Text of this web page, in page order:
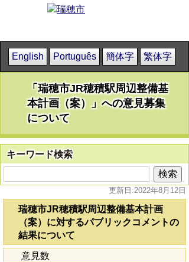
English Português 簡体字 繁体字
「瑞穂市JR穂積駅周辺整備基
本計画（案）」への意見募集
について
キーワード検索
更新日:2022年8月12日
瑞穂市JR穂積駅周辺整備基本計画
（案）に対するパブリックコメントの
結果について
意見数